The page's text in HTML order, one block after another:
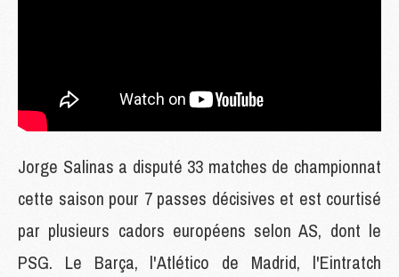
Jorge Salinas a disputé 33 matches de championnat
cette saison pour 7 passes décisives et est courtisé
par plusieurs cadors européens selon AS, dont le
PSG. Le Barça, l'Atlético de Madrid, l'Eintratch